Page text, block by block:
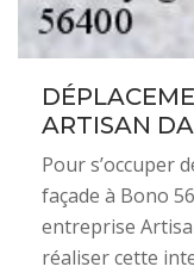
ARTISAN
Pour s’occuper
façade à Bono
entreprise
réaliser cette